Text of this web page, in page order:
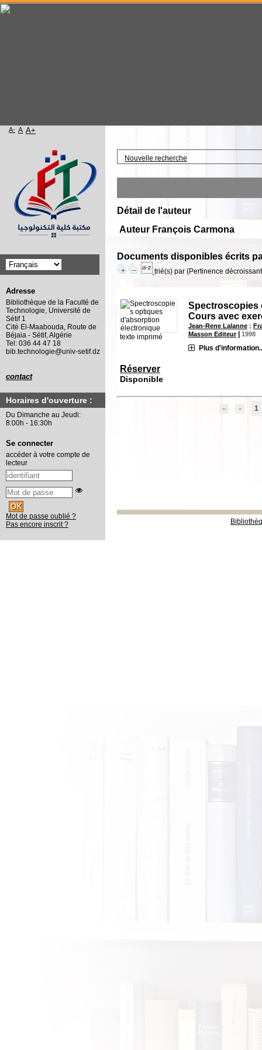
Nouvelle recherche
Détail de l'auteur
Auteur François Carmona
Documents disponibles écrits
trié(s) par (Pertinence
texte imprimé
Spectroscopies
Cours avec
Jean-Rene Lalanne ;
Masson Editeur|1998
Plus
Réserver
Disponible
1
Accueil
A- A A+
Adresse
Bibliothèque de la Faculté de
Technologie, Université de
Sétif 1
Cité El-Maabouda, Route de
Béjaia - Sétif, Algérie
Tel: 036 44 47 18
bib.technologie@univ-setif.dz
contact
Horaires d'ouverture :
Du Dimanche au Jeudi:
8:00h - 16:30h
Se connecter
accéder à votre compte de
lecteur
Mot de passe oublié ?
Pas encore inscrit ?